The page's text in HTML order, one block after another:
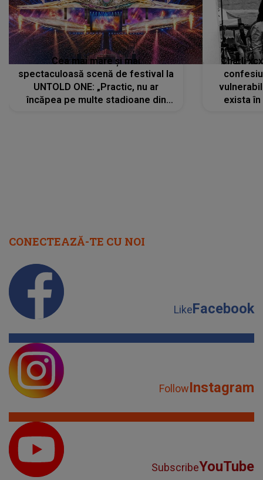
Cea mai mare și mai
spectaculoasă scenă de festival la
UNTOLD ONE: „Practic, nu ar
încăpea pe multe stadioane din
Charli
exista
CONECTEAZĂ-TE CU NOI
LikeFacebook
FollowInstagram
SubscribeYouTube